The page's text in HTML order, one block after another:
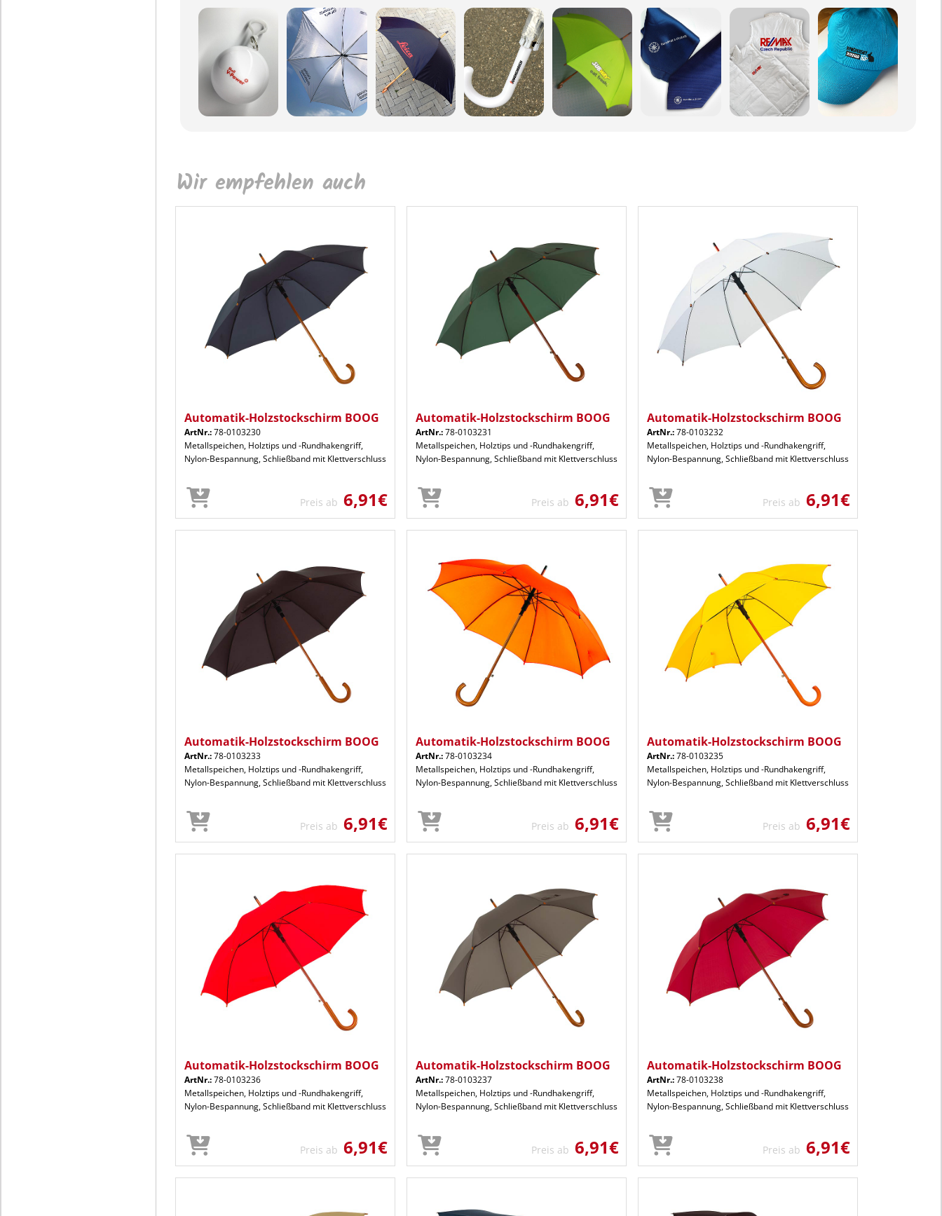
Wir empfehlen auch
Automatik-Holzstockschirm BOOG
ArtNr.:78-0103230
Metallspeichen, Holztips und -Rundhakengriff,
Nylon-Bespannung, Schließband mit Klettverschluss
Preis ab 6,91€
Automatik-Holzstockschirm BOOG
ArtNr.:78-0103231
Metallspeichen, Holztips und -Rundhakengriff,
Nylon-Bespannung, Schließband mit Klettverschluss
Preis ab 6,91€
Automatik-Holzstockschirm BOOG
ArtNr.:78-0103232
Metallspeichen, Holztips und -Rundhakengriff,
Nylon-Bespannung, Schließband mit Klettverschluss
Preis ab 6,91€
Automatik-Holzstockschirm BOOG
ArtNr.:78-0103233
Metallspeichen, Holztips und -Rundhakengriff,
Nylon-Bespannung, Schließband mit Klettverschluss
Preis ab 6,91€
Automatik-Holzstockschirm BOOG
ArtNr.:78-0103234
Metallspeichen, Holztips und -Rundhakengriff,
Nylon-Bespannung, Schließband mit Klettverschluss
Preis ab 6,91€
Automatik-Holzstockschirm BOOG
ArtNr.:78-0103235
Metallspeichen, Holztips und -Rundhakengriff,
Nylon-Bespannung, Schließband mit Klettverschluss
Preis ab 6,91€
Automatik-Holzstockschirm BOOG
ArtNr.:78-0103236
Metallspeichen, Holztips und -Rundhakengriff,
Nylon-Bespannung, Schließband mit Klettverschluss
Preis ab 6,91€
Automatik-Holzstockschirm BOOG
ArtNr.:78-0103237
Metallspeichen, Holztips und -Rundhakengriff,
Nylon-Bespannung, Schließband mit Klettverschluss
Preis ab 6,91€
Automatik-Holzstockschirm BOOG
ArtNr.:78-0103238
Metallspeichen, Holztips und -Rundhakengriff,
Nylon-Bespannung, Schließband mit Klettverschluss
Preis ab 6,91€